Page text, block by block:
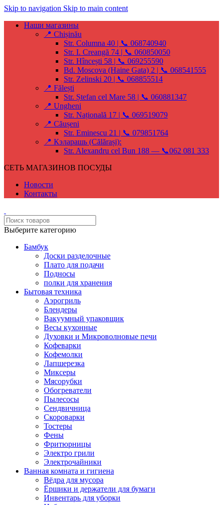
Skip to navigation Skip to main content
Наши магазины
📍 Chișinău
Str. Columna 40 | 📞 068740940
Str. I. Creangă 74 | 📞 060850050
Str. Hîncești 58 | 📞 069255590
Bd. Moscova (Haine Gata) 2 | 📞 068541555
Str. Zelinski 20 | 📞 068855514
📍 Fălești
Str. Ștefan cel Mare 58 | 📞 060881347
📍 Ungheni
Str. Națională 17 | 📞 069519079
📍 Căușeni
Str. Eminescu 21 | 📞 079851764
📍 Кэларашь (Călărași):
Str. Alexandru cel Bun 188 — 📞062 081 333
СЕТЬ МАГАЗИНОВ ПОСУДЫ
Новости
Контакты
Выберите категорию
Бамбук
Доски разделочные
Плато для подачи
Подносы
полки для хранения
Бытовая техника
Аэрогриль
Блендеры
Вакуумный упаковщик
Весы кухонные
Духовки и Микроволновые печи
Кофеварки
Кофемолки
Лапшерезка
Миксеры
Мясорубки
Обогреватели
Пылесосы
Сендвичница
Скороварки
Тостеры
Фены
Фритюрницы
Электро грили
Электрочайники
Ванная комната и гигиена
Вёдра для мусора
Ёршики и держатели для бумаги
Инвентарь для уборки